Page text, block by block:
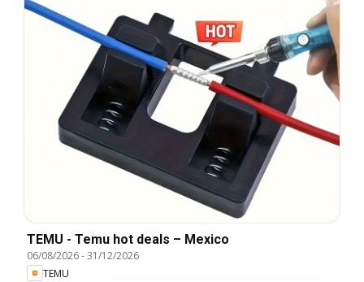
TEMU - Temu hot deals – Mexico
06/08/2026-31/12/2026
TEMU